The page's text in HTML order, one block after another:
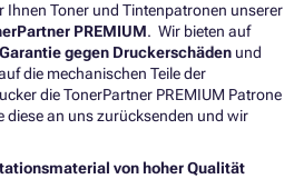
Ihnen Toner und Tintenpatronen unserer
PREMIUM. Wir bieten auf
gegen Druckerschäden und
die mechanischen Teile der
die TonerPartner PREMIUM Patrone
diese an uns zurücksenden und wir
von hoher Qualität